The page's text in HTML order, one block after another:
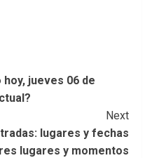
jueves 06 de
Next
lugares y fechas
lugares y momentos